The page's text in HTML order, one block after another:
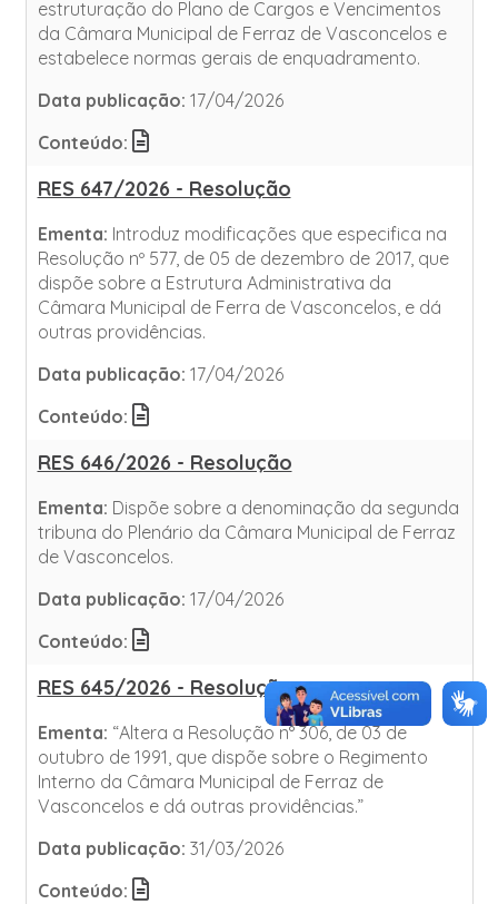
estruturação do Plano de Cargos e Vencimentos
da Câmara Municipal de Ferraz de Vasconcelos e
estabelece normas gerais de enquadramento.
Data publicação: 17/04/2026
Conteúdo:
RES 647/2026 - Resolução
Ementa: Introduz modificações que especifica na
Resolução nº 577, de 05 de dezembro de 2017, que
dispõe sobre a Estrutura Administrativa da
Câmara Municipal de Ferra de Vasconcelos, e dá
outras providências.
Data publicação: 17/04/2026
Conteúdo:
RES 646/2026 - Resolução
Ementa: Dispõe sobre a denominação da segunda
tribuna do Plenário da Câmara Municipal de Ferraz
de Vasconcelos.
Data publicação: 17/04/2026
Conteúdo:
RES 645/2026 - Resolução
Ementa: “Altera a Resolução n° 306, de 03 de
outubro de 1991, que dispõe sobre o Regimento
Interno da Câmara Municipal de Ferraz de
Vasconcelos e dá outras providências.”
Data publicação: 31/03/2026
Conteúdo: